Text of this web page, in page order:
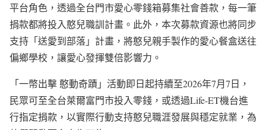
平台角色，透過全台門市愛心零錢箱募集社會善款，每一筆
捐款都將投入憨兒職訓計畫。此外，本次募款資源也將同步
支持「送愛到部落」計畫，將憨兒親手製作的愛心餐盒送往
偏鄉學校，讓愛心發揮雙倍影響力。
「一幣出擊 憨動奇蹟」活動即日起持續至2026年7月7日，
民眾可至全台萊爾富門市投入零錢，或透過Life-ET機台進
行指定捐款，以實際行動支持憨兒職涯發展與穩定就業，為